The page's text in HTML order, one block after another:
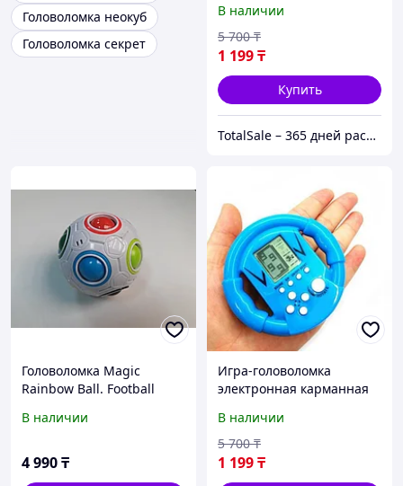
Головоломка неокуб
Головоломка секрет
форме гоночного руля
(Синий)
В наличии
1 199₸
5 700 ₸
Купить
TotalSale – 365 дней распродажи
Головоломка Magic
Rainbow Ball. Football
Рассрочка. Kaspi RED
В наличии
4 990₸
Игра-головоломка
электронная карманная
форме гоночного руля
(Синий)
В наличии
1 199₸
5 700 ₸